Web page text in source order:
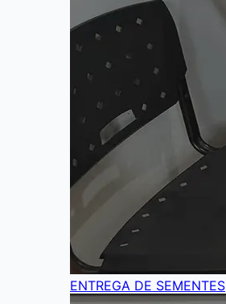
ENTREGA DE SEMENTES